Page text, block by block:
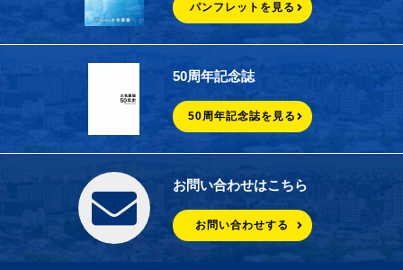
パンフレットを見る
50周年記念誌
50周年記念誌を見る
お問い合わせはこちら
お問い合わせする